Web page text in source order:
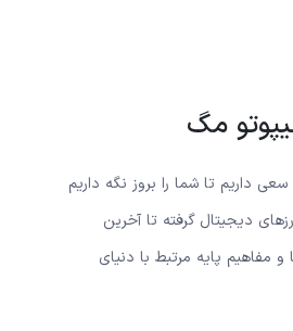
مگ
داریم تا شما را بروز نگه داریم
ارزهای دیجیتال گرفته تا آخرین
مفاهیم پایه مرتبط با دنیای